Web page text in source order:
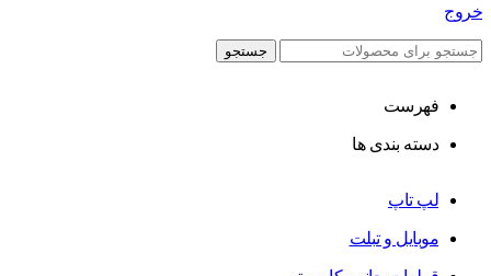
خروج
جستجو
فهرست
دسته بندی ها
لپ تاپ
موبایل و تبلت